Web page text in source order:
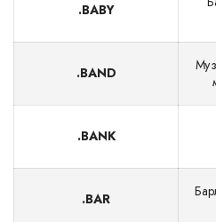
.BABY
.BAND
.BANK
.BAR